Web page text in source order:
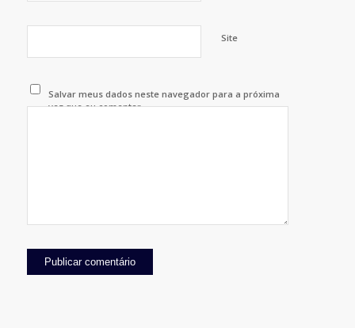
Site
Salvar meus dados neste navegador para a próxima
vez que eu comentar.